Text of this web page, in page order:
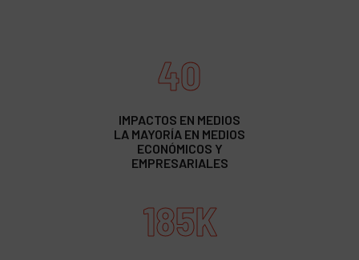
40
IMPACTOS EN MEDIOS
LA MAYORÍA EN MEDIOS
ECONÓMICOS Y
EMPRESARIALES
185K